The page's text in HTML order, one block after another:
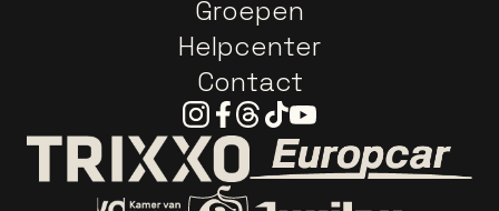
Groepen
Helpcenter
Contact
Instagram
Facebook
Threads
TiktokYoutube
Ga naar de website van Trixxo